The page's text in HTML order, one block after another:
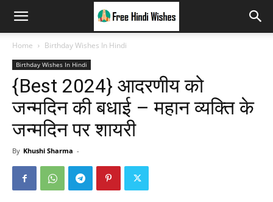
Home Birthday Wishes In Hindi
Birthday Wishes In Hindi
{Best 2024} आदरणीय को
जन्मदिन की बधाई – महान व्यक्ति के
जन्मदिन पर शायरी
By Khushi Sharma -